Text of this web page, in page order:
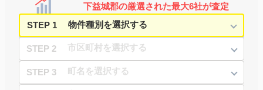
下益城郡の厳選された最大6社が査定
STEP 1
STEP 2
STEP 3